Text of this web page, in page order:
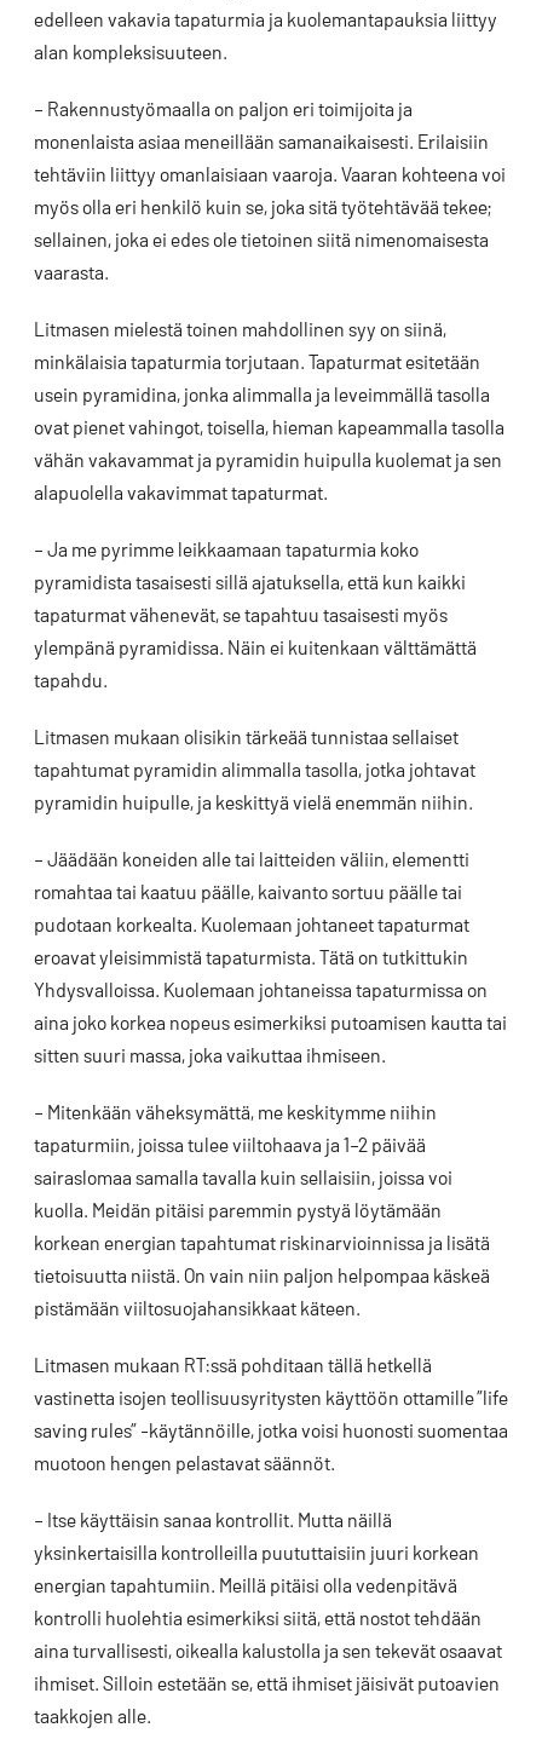
edelleen vakavia tapaturmia ja kuolemantapauksia liittyy
alan kompleksisuuteen.
– Rakennustyömaalla on paljon eri toimijoita ja
monenlaista asiaa meneillään samanaikaisesti. Erilaisiin
tehtäviin liittyy omanlaisiaan vaaroja. Vaaran kohteena voi
myös olla eri henkilö kuin se, joka sitä työtehtävää tekee;
sellainen, joka ei edes ole tietoinen siitä nimenomaisesta
vaarasta.
Litmasen mielestä toinen mahdollinen syy on siinä,
minkälaisia tapaturmia torjutaan. Tapaturmat esitetään
usein pyramidina, jonka alimmalla ja leveimmällä tasolla
ovat pienet vahingot, toisella, hieman kapeammalla tasolla
vähän vakavammat ja pyramidin huipulla kuolemat ja sen
alapuolella vakavimmat tapaturmat.
– Ja me pyrimme leikkaamaan tapaturmia koko
pyramidista tasaisesti sillä ajatuksella, että kun kaikki
tapaturmat vähenevät, se tapahtuu tasaisesti myös
ylempänä pyramidissa. Näin ei kuitenkaan välttämättä
tapahdu.
Litmasen mukaan olisikin tärkeää tunnistaa sellaiset
tapahtumat pyramidin alimmalla tasolla, jotka johtavat
pyramidin huipulle, ja keskittyä vielä enemmän niihin.
– Jäädään koneiden alle tai laitteiden väliin, elementti
romahtaa tai kaatuu päälle, kaivanto sortuu päälle tai
pudotaan korkealta. Kuolemaan johtaneet tapaturmat
eroavat yleisimmistä tapaturmista. Tätä on tutkittukin
Yhdysvalloissa. Kuolemaan johtaneissa tapaturmissa on
aina joko korkea nopeus esimerkiksi putoamisen kautta tai
sitten suuri massa, joka vaikuttaa ihmiseen.
– Mitenkään väheksymättä, me keskitymme niihin
tapaturmiin, joissa tulee viiltohaava ja 1–2 päivää
sairaslomaa samalla tavalla kuin sellaisiin, joissa voi
kuolla. Meidän pitäisi paremmin pystyä löytämään
korkean energian tapahtumat riskinarvioinnissa ja lisätä
tietoisuutta niistä. On vain niin paljon helpompaa käskeä
pistämään viiltosuojahansikkaat käteen.
Litmasen mukaan RT:ssä pohditaan tällä hetkellä
vastinetta isojen teollisuusyritysten käyttöön ottamille ”life
saving rules” -käytännöille, jotka voisi huonosti suomentaa
muotoon hengen pelastavat säännöt.
– Itse käyttäisin sanaa kontrollit. Mutta näillä
yksinkertaisilla kontrolleilla puututtaisiin juuri korkean
energian tapahtumiin. Meillä pitäisi olla vedenpitävä
kontrolli huolehtia esimerkiksi siitä, että nostot tehdään
aina turvallisesti, oikealla kalustolla ja sen tekevät osaavat
ihmiset. Silloin estetään se, että ihmiset jäisivät putoavien
taakkojen alle.